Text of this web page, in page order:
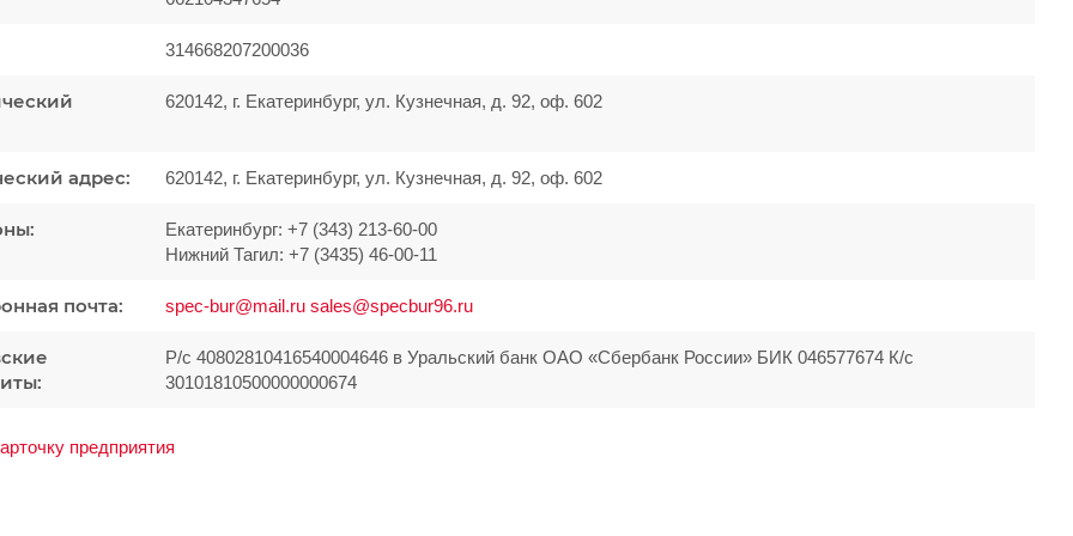
314668207200036
620142, г. Екатеринбург, ул. Кузнечная, д. 92, оф. 602
адрес: 620142, г. Екатеринбург, ул. Кузнечная, д. 92, оф. 602
Екатеринбург: +7 (343) 213-60-00
Нижний Тагил: +7 (3435) 46-00-11
почта: spec-bur@mail.ru sales@specbur96.ru
Р/с 40802810416540004646 в Уральский банк ОАО «Сбербанк России» БИК 046577674 К/с
30101810500000000674
предприятия